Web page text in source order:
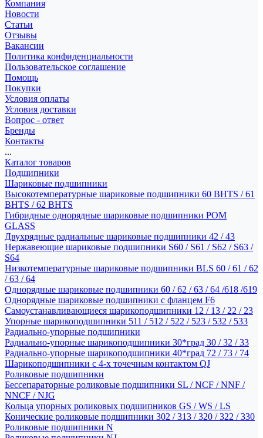
Компания
Новости
Статьи
Отзывы
Вакансии
Политика конфиденциальности
Пользовательское соглашение
Помощь
Покупки
Условия оплаты
Условия доставки
Вопрос - ответ
Бренды
Контакты
...
Каталог товаров
Подшипники
Шариковые подшипники
Высокотемпературные шариковые подшипники 60 BHTS / 61
BHTS / 62 BHTS
Гибридные однорядные шариковые подшипники POM
GLASS
Двухрядные радиальные шариковые подшипники 42 / 43
Нержавеющие шариковые подшипники S60 / S61 / S62 / S63 /
S64
Низкотемпературные шариковые подшипники BLS 60 / 61 / 62
/ 63 / 64
Однорядные шариковые подшипники 60 / 62 / 63 / 64 /618 /619
Однорядные шариковые подшипники с фланцем F6
Самоустанавливающиеся шарикоподшипники 12 / 13 / 22 / 23
Упорные шарикоподшипники 511 / 512 / 522 / 523 / 532 / 533
Радиально-упорные подшипники
Радиально-упорные шарикоподшипники 30*град 30 / 32 / 33
Радиально-упорные шарикоподшипники 40*град 72 / 73 / 74
Шарикоподшипники с 4-х точечным контактом QJ
Роликовые подшипники
Бессепараторные роликовые подшипники SL / NCF / NNF /
NNCF / NJG
Кольца упорных роликовых подшипников GS / WS / LS
Конические роликовые подшипники 302 / 313 / 320 / 322 / 330
Роликовые подшипники N